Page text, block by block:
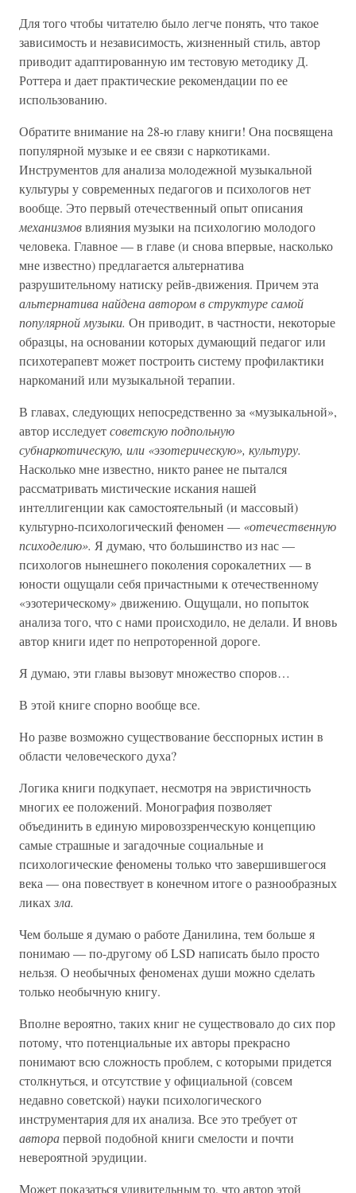
Для того чтобы читателю было легче понять, что такое
зависимость и независимость, жизненный стиль, автор
приводит адаптированную им тестовую методику Д.
Роттера и дает практические рекомендации по ее
использованию.
Обратите внимание на 28-ю главу книги! Она посвящена
популярной музыке и ее связи с наркотиками.
Инструментов для анализа молодежной музыкальной
культуры у современных педагогов и психологов нет
вообще. Это первый отечественный опыт описания
механизмоввлияния музыки на психологию молодого
человека. Главное — в главе (и снова впервые, насколько
мне известно) предлагается альтернатива
разрушительному натиску рейв-движения. Причем эта
альтернатива найдена автором в структуре самой
популярной музыки. Он приводит, в частности, некоторые
образцы, на основании которых думающий педагог или
психотерапевт может построить систему профилактики
наркоманий или музыкальной терапии.
В главах, следующих непосредственно за «музыкальной»,
автор исследуетсоветскую подпольную
субнаркотическую, или «эзотерическую», культуру.
Насколько мне известно, никто ранее не пытался
рассматривать мистические искания нашей
интеллигенции как самостоятельный (и массовый)
культурно-психологический феномен — «отечественную
психоделию». Я думаю, что большинство из нас —
психологов нынешнего поколения сорокалетних — в
юности ощущали себя причастными к отечественному
«эзотерическому» движению. Ощущали, но попыток
анализа того, что с нами происходило, не делали. И вновь
автор книги идет по непроторенной дороге.
Я думаю, эти главы вызовут множество споров…
В этой книге спорно вообще все.
Но разве возможно существование бесспорных истин в
области человеческого духа?
Логика книги подкупает, несмотря на эвристичность
многих ее положений. Монография позволяет
объединить в единую мировоззренческую концепцию
самые страшные и загадочные социальные и
психологические феномены только что завершившегося
века — она повествует в конечном итоге о разнообразных
ликахзла.
Чем больше я думаю о работе Данилина, тем больше я
понимаю — по-другому об LSD написать было просто
нельзя. О необычных феноменах души можно сделать
только необычную книгу.
Вполне вероятно, таких книг не существовало до сих пор
потому, что потенциальные их авторы прекрасно
понимают всю сложность проблем, с которыми придется
столкнуться, и отсутствие у официальной (совсем
недавно советской) науки психологического
инструментария для их анализа. Все это требует от
авторапервой подобной книги смелости и почти
невероятной эрудиции.
Может показаться удивительным то, что автор этой